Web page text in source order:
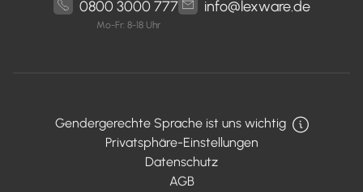
0800 3000 777
Mo-Fr: 8-18 Uhr
info@lexware.de
Privatsphäre-Einstellungen
Datenschutz
AGB
Gendergerechte Sprache ist uns wichtig